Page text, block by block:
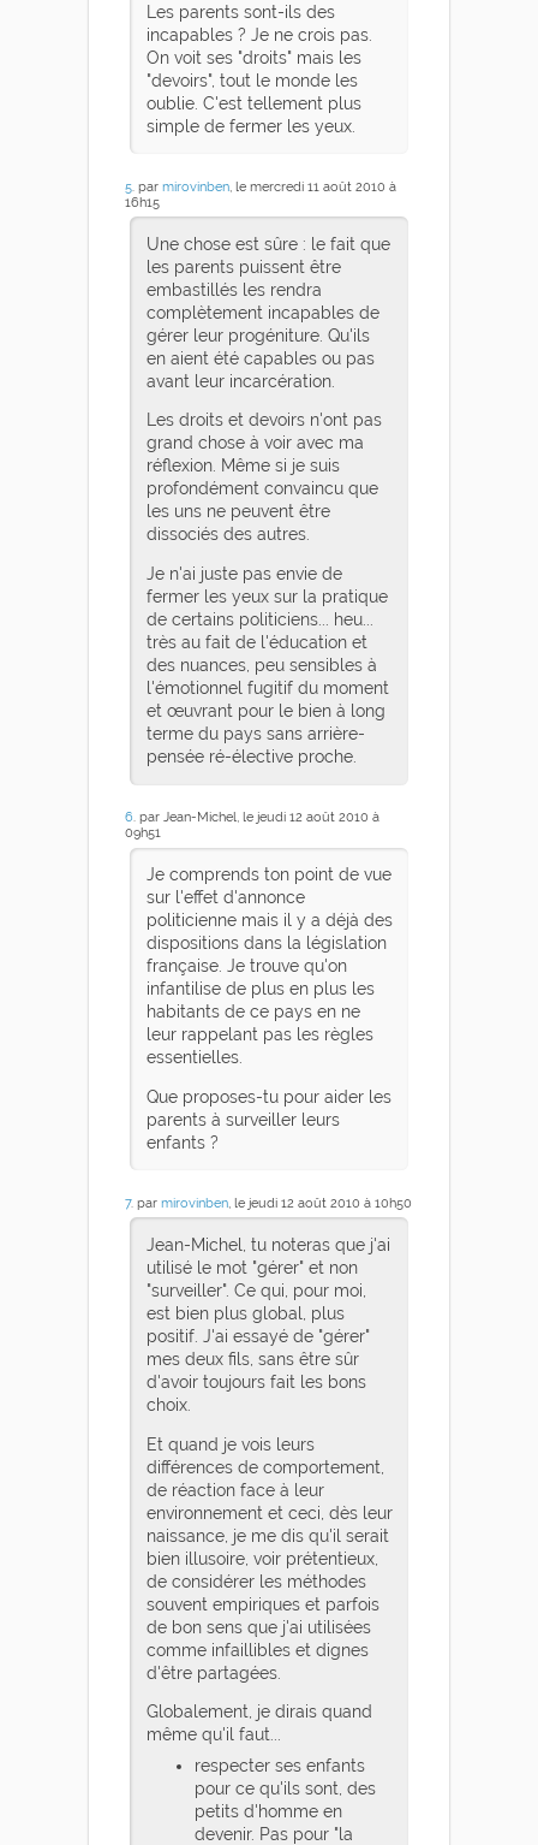
Les parents sont-ils des
incapables ? Je ne crois pas.
On voit ses "droits" mais les
"devoirs", tout le monde les
oublie. C'est tellement plus
simple de fermer les yeux.
5. par mirovinben, le mercredi 11 août 2010 à
16h15
Une chose est sûre : le fait que
les parents puissent être
embastillés les rendra
complètement incapables de
gérer leur progéniture. Qu'ils
en aient été capables ou pas
avant leur incarcération.
Les droits et devoirs n'ont pas
grand chose à voir avec ma
réflexion. Même si je suis
profondément convaincu que
les uns ne peuvent être
dissociés des autres.
Je n'ai juste pas envie de
fermer les yeux sur la pratique
de certains politiciens... heu...
très au fait de l'éducation et
des nuances, peu sensibles à
l'émotionnel fugitif du moment
et œuvrant pour le bien à long
terme du pays sans arrière-
pensée ré-élective proche.
6. par Jean-Michel, le jeudi 12 août 2010 à
09h51
Je comprends ton point de vue
sur l'effet d'annonce
politicienne mais il y a déjà des
dispositions dans la législation
française. Je trouve qu'on
infantilise de plus en plus les
habitants de ce pays en ne
leur rappelant pas les règles
essentielles.
Que proposes-tu pour aider les
parents à surveiller leurs
enfants ?
7. par mirovinben, le jeudi 12 août 2010 à 10h50
Jean-Michel, tu noteras que j'ai
utilisé le mot "gérer" et non
"surveiller". Ce qui, pour moi,
est bien plus global, plus
positif. J'ai essayé de "gérer"
mes deux fils, sans être sûr
d'avoir toujours fait les bons
choix.
Et quand je vois leurs
différences de comportement,
de réaction face à leur
environnement et ceci, dès leur
naissance, je me dis qu'il serait
bien illusoire, voir prétentieux,
de considérer les méthodes
souvent empiriques et parfois
de bon sens que j'ai utilisées
comme infaillibles et dignes
d'être partagées.
Globalement, je dirais quand
même qu'il faut...
respecter ses enfants
pour ce qu'ils sont, des
petits d'homme en
devenir. Pas pour "la